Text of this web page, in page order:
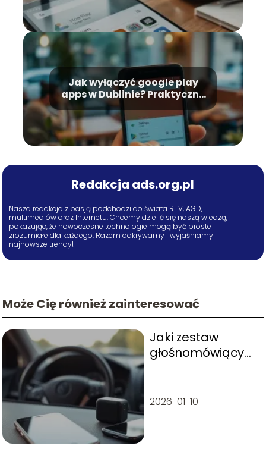
Jak wyłączyć google play
apps w Dublinie? Praktyczny
poradnik
Redakcja ads.org.pl
Nasza redakcja z pasją podchodzi do świata RTV, AGD,
multimediów oraz Internetu. Chcemy dzielić się naszą wiedzą,
pokazując, że nowoczesne technologie mogą być proste i
zrozumiałe dla każdego. Razem odkrywamy i wyjaśniamy
najnowsze trendy!
Może Cię również zainteresować
Jaki zestaw
głośnomówiący
2026-01-10